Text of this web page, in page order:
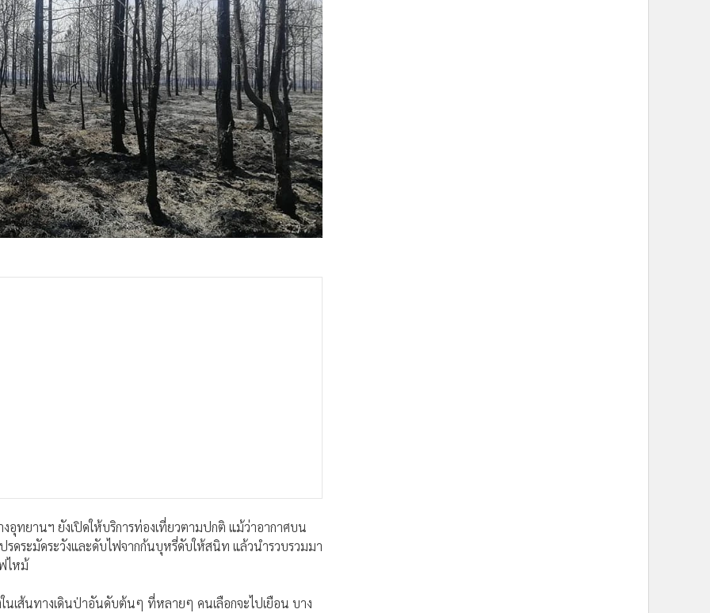
อุทยานฯ ยังเปิดให้บริการท่องเที่ยวตามปกติ แม้ว่าอากาศบน
รดระมัดระวังและดับไฟจากก้นบุหรี่ดับให้สนิท แล้วนำรวบรวมมา
ไหม้
นเส้นทางเดินป่าอันดับต้นๆ ที่หลายๆ คนเลือกจะไปเยือน บาง